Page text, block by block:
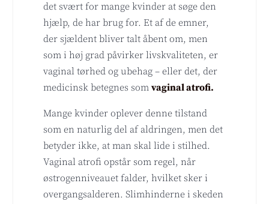
det svært for mange kvinder at søge den
hjælp, de har brug for. Et af de emner,
der sjældent bliver talt åbent om, men
som i høj grad påvirker livskvaliteten, er
vaginal tørhed og ubehag – eller det, der
medicinsk betegnes somvaginal atrofi.
Mange kvinder oplever denne tilstand
som en naturlig del af aldringen, men det
betyder ikke, at man skal lide i stilhed.
Vaginal atrofi opstår som regel, når
østrogenniveauet falder, hvilket sker i
overgangsalderen. Slimhinderne i skeden